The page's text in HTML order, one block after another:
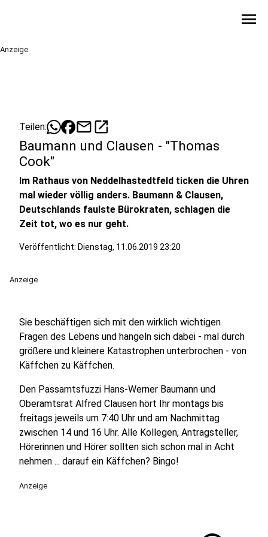
menu
Anzeige
Teilen: mailopen_in_new
Baumann und Clausen - "Thomas
Cook"
Im Rathaus von Neddelhastedtfeld ticken die Uhren
mal wieder völlig anders. Baumann & Clausen,
Deutschlands faulste Bürokraten, schlagen die
Zeit tot, wo es nur geht.
Veröffentlicht: Dienstag, 11.06.2019 23:20
Anzeige
Sie beschäftigen sich mit den wirklich wichtigen
Fragen des Lebens und hangeln sich dabei - mal durch
größere und kleinere Katastrophen unterbrochen - von
Käffchen zu Käffchen.
Den Passamtsfuzzi Hans-Werner Baumann und
Oberamtsrat Alfred Clausen hört Ihr montags bis
freitags jeweils um 7:40 Uhr und am Nachmittag
zwischen 14 und 16 Uhr. Alle Kollegen, Antragsteller,
Hörerinnen und Hörer sollten sich schon mal in Acht
nehmen ... darauf ein Käffchen? Bingo!
Anzeige